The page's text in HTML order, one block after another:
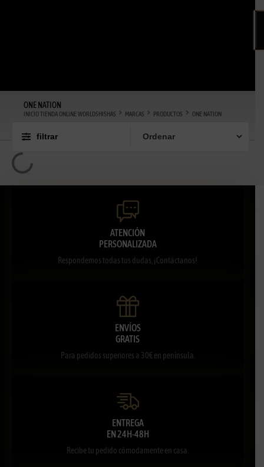
ONE NATION
INICIO TIENDA ONLINE WORLDSHISHAS MARCAS PRODUCTOS ONE NATION
filtrar
ATENCIÓN
PERSONALIZADA
Respondemos todas tus dudas, ¡Contáctanos!
ENVÍOS
GRATIS
Para pedidos superiores a 30€ en península.
ENTREGA
EN 24H-48H
Recibe tu pedido cómodamente en casa.